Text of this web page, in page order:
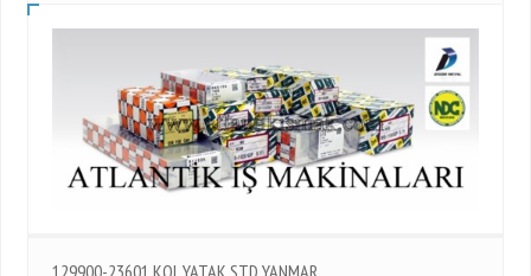
129900-23601 KOL YATAK STD YANMAR